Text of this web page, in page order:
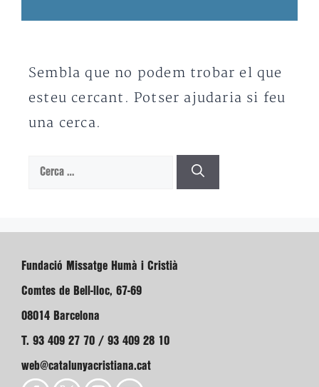
Sembla que no podem trobar el que
esteu cercant. Potser ajudaria si feu
una cerca.
Cerca:
Fundació Missatge Humà i Cristià
Comtes de Bell-lloc, 67-69
08014 Barcelona
T. 93 409 27 70 / 93 409 28 10
web@catalunyacristiana.cat